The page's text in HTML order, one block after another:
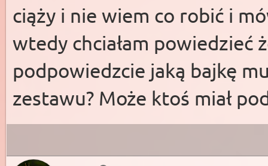
ciąży i nie wiem co robić i
wtedy chciałam powiedzieć
podpowiedzcie jaką bajkę
zestawu? Może ktoś miał